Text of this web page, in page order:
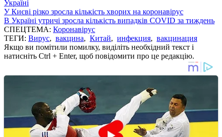
Україні
У Києві різко зросла кількість хворих на коронавірус
В Україні утричі зросла кількість випадків COVID за тиждень
СПЕЦТЕМА: Коронавірус
ТЕГИ: Вирус, вакцина, Китай, инфекция, вакцинация
Якщо ви помітили помилку, виділіть необхідний текст і
натисніть Ctrl + Enter, щоб повідомити про це редакцію.